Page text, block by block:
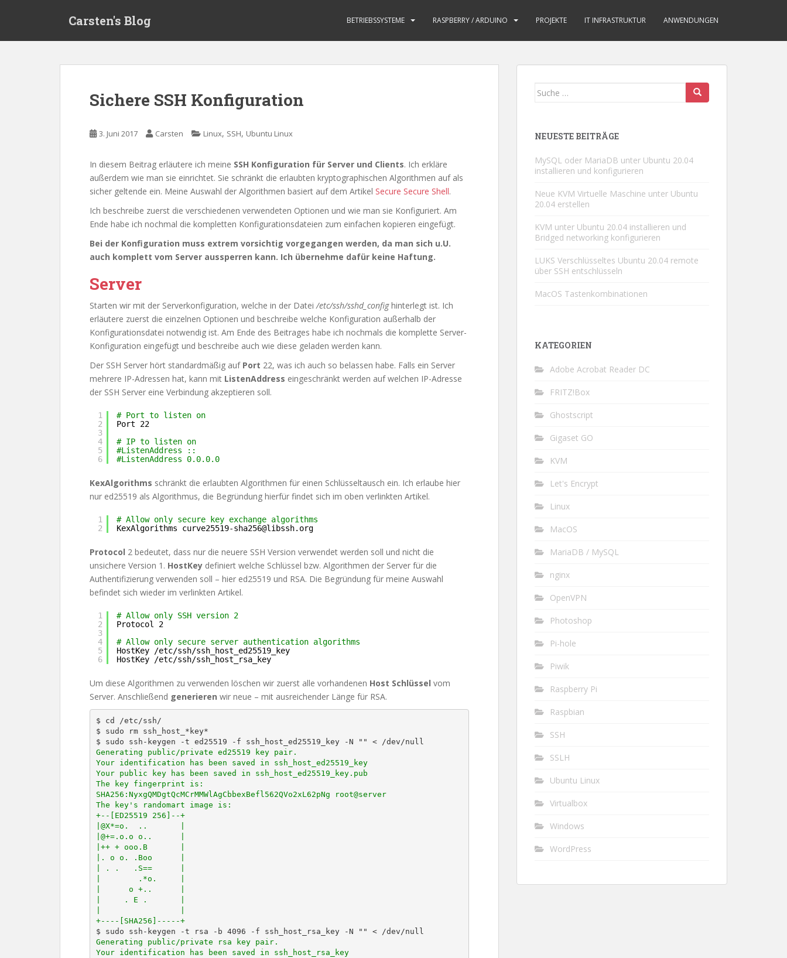
Carsten's Blog BETRIEBSSYSTEME RASPBERRY / ARDUINO PROJEKTE IT INFRASTRUKTUR ANWENDUNGEN
Sichere SSH Konfiguration
3. Juni 2017 Carsten Linux, SSH, Ubuntu Linux
In diesem Beitrag erläutere ich meine SSH Konfiguration für Server und Clients. Ich erkläre
außerdem wie man sie einrichtet. Sie schränkt die erlaubten kryptographischen Algorithmen auf als
sicher geltende ein. Meine Auswahl der Algorithmen basiert auf dem Artikel Secure Secure Shell.
Ich beschreibe zuerst die verschiedenen verwendeten Optionen und wie man sie Konfiguriert. Am
Ende habe ich nochmal die kompletten Konfigurationsdateien zum einfachen kopieren eingefügt.
Bei der Konfiguration muss extrem vorsichtig vorgegangen werden, da man sich u.U.
auch komplett vom Server aussperren kann. Ich übernehme dafür keine Haftung.
Server
Starten wir mit der Serverkonfiguration, welche in der Datei/etc/ssh/sshd_confighinterlegt ist. Ich
erläutere zuerst die einzelnen Optionen und beschreibe welche Konfiguration außerhalb der
Konfigurationsdatei notwendig ist. Am Ende des Beitrages habe ich nochmals die komplette Server-
Konfiguration eingefügt und beschreibe auch wie diese geladen werden kann.
Der SSH Server hört standardmäßig auf Port 22, was ich auch so belassen habe. Falls ein Server
mehrere IP-Adressen hat, kann mit ListenAddress eingeschränkt werden auf welchen IP-Adresse
der SSH Server eine Verbindung akzeptieren soll.
1
2
3
4
5
6
# Port to listen on
Port 22
# IP to listen on
#ListenAddress ::
#ListenAddress 0.0.0.0
KexAlgorithms schränkt die erlaubten Algorithmen für einen Schlüsseltausch ein. Ich erlaube hier
nur ed25519 als Algorithmus, die Begründung hierfür findet sich im oben verlinkten Artikel.
1
2
# Allow only secure key exchange algorithms
KexAlgorithms curve25519-sha256@libssh.org
Protocol 2 bedeutet, dass nur die neuere SSH Version verwendet werden soll und nicht die
unsichere Version 1. HostKey definiert welche Schlüssel bzw. Algorithmen der Server für die
Authentifizierung verwenden soll – hier ed25519 und RSA. Die Begründung für meine Auswahl
befindet sich wieder im verlinkten Artikel.
1
2
3
4
5
6
# Allow only SSH version 2
Protocol 2
# Allow only secure server authentication algorithms
HostKey
/etc/ssh/ssh_host_ed25519_key
HostKey
/etc/ssh/ssh_host_rsa_key
Um diese Algorithmen zu verwenden löschen wir zuerst alle vorhandenen Host Schlüssel vom
Server. Anschließend generieren wir neue – mit ausreichender Länge für RSA.
$ cd /etc/ssh/
$ sudo rm ssh_host_*key*
Generating public/private ed25519 key pair.
Your identification has been saved in ssh_host_ed25519_key
Your public key has been saved in ssh_host_ed25519_key.pub
The key fingerprint is:
SHA256:NyxgQMDgtQcMCrMMWlAgCbbexBefl562QVo2xL62pNg root@server
The key's randomart image is:
+--[ED25519 256]--+
|@X*=o.  ..       |
|@+=.o.o o..      |
|++ + ooo.B       |
|. o o. .Boo      |
| . .   .S==      |
|        .*o.     |
|      o +..      |
|     . E .       |
+----[SHA256]-----+
Generating public/private rsa key pair.
Your identification has been saved in ssh_host_rsa_key
Suche
NEUESTE BEITRÄGE
MySQL oder MariaDB unter Ubuntu 20.04
installieren und konfigurieren
Neue KVM Virtuelle Maschine unter Ubuntu
20.04 erstellen
KVM unter Ubuntu 20.04 installieren und
Bridged networking konfigurieren
LUKS Verschlüsseltes Ubuntu 20.04 remote
über SSH entschlüsseln
MacOS Tastenkombinationen
KATEGORIEN
Adobe Acrobat Reader DC
FRITZ!Box
Ghostscript
Gigaset GO
KVM
Let's Encrypt
Linux
MacOS
MariaDB / MySQL
nginx
OpenVPN
Photoshop
Pi-hole
Piwik
Raspberry Pi
Raspbian
SSH
SSLH
Ubuntu Linux
Virtualbox
Windows
WordPress